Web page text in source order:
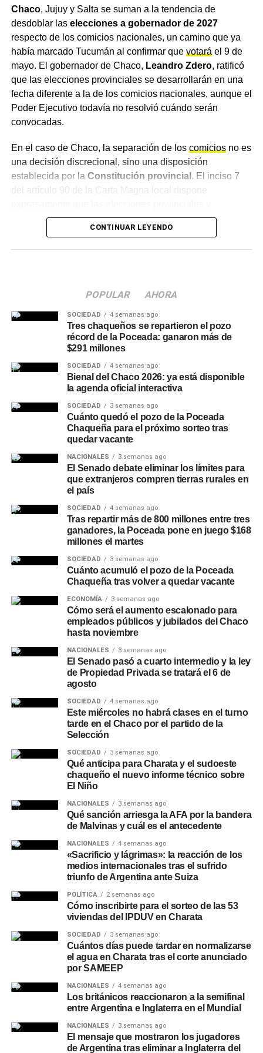
segura.
Másnoticias de Charataen CharataChaco.Net.
Chaco, Jujuy y Salta se suman a la tendencia de
desdoblar las elecciones a gobernador de 2027
respecto de los comicios nacionales, un camino que ya
había marcado Tucumán al confirmar que votará el 9 de
mayo. El gobernador de Chaco, Leandro Zdero, ratificó
que las elecciones provinciales se desarrollarán en una
fecha diferente a la de los comicios nacionales, aunque el
Poder Ejecutivo todavía no resolvió cuándo serán
convocadas.
En el caso de Chaco, la separación de los comiciosno es
una decisión discrecional, sino una disposición
establecida por la Constitución provincial. El inciso 7
del artículo 90 de la Carta Magna local dispone
municipales se realicen en forma separada de las
presidenciales. Por el momento, se desconoce la fecha
Un mapa electoral cada vez
más fragmentado
El desdoblamiento se consolida como la tendencia
dominante de cara a 2027. Además de
confirmó que adelantará sus comicios provinciales,
aunque también sin fecha definida, mientras que enSalta
el gobernador Gustavo Sáenz evalúa convocar a
elecciones a mediados de mayo. Tucumán, en tanto, ya
fijó de manera formal el 9 de mayo de 2027 para su
provincial.
La excepción entre las provincias del norte es
, cuyo gobernador, Raúl Jalil, optó por
mantener unificadas las elecciones provinciales con las
presidenciales, previstas para el 24 de octubre de 2027,
replicando el esquema utilizado en 2023.
Una estrategia que se repite
en otras provincias
El desdoblamiento electoral también avanza en distritos
como Chubut, Misiones, Santa Fe y Neuquén, entre otros,
que analizan fechas propias para sus comicios locales.
provincial tenga un espacio propio, sin quedar
condicionado por la discusiónpolíticanacional.
CONTINUAR LEYENDO
POPULAR AHORA
SOCIEDAD 4 semanas ago
Tres chaqueños se repartieron el pozo
récord de la Poceada: ganaron más de
$291 millones
SOCIEDAD 4 semanas ago
Bienal del Chaco 2026: ya está disponible
la agenda oficial interactiva
SOCIEDAD 3 semanas ago
Cuánto quedó el pozo de la Poceada
Chaqueña para el próximo sorteo tras
quedar vacante
NACIONALES 3 semanas ago
El Senado debate eliminar los límites para
que extranjeros compren tierras rurales en
el país
SOCIEDAD 4 semanas ago
Tras repartir más de 800 millones entre tres
ganadores, la Poceada pone en juego $168
millones el martes
SOCIEDAD 3 semanas ago
Cuánto acumuló el pozo de la Poceada
Chaqueña tras volver a quedar vacante
ECONOMÍA 3 semanas ago
Cómo será el aumento escalonado para
empleados públicos y jubilados del Chaco
hasta noviembre
NACIONALES 3 semanas ago
El Senado pasó a cuarto intermedio y la ley
de Propiedad Privada se tratará el 6 de
agosto
SOCIEDAD 4 semanas ago
Este miércoles no habrá clases en el turno
tarde en el Chaco por el partido de la
Selección
SOCIEDAD 3 semanas ago
Qué anticipa para Charata y el sudoeste
chaqueño el nuevo informe técnico sobre
El Niño
NACIONALES 3 semanas ago
Qué sanción arriesga la AFA por la bandera
de Malvinas y cuál es el antecedente
NACIONALES 4 semanas ago
«Sacrificio y lágrimas»: la reacción de los
medios internacionales tras el sufrido
triunfo de Argentina ante Suiza
POLÍTICA 2 semanas ago
Cómo inscribirte para el sorteo de las 53
viviendas del IPDUV en Charata
SOCIEDAD 3 semanas ago
Cuántos días puede tardar en normalizarse
el agua en Charata tras el corte anunciado
por SAMEEP
NACIONALES 4 semanas ago
Los británicos reaccionaron a la semifinal
entre Argentina e Inglaterra en el Mundial
NACIONALES 3 semanas ago
El mensaje que mostraron los jugadores
de Argentina tras eliminar a Inglaterra del